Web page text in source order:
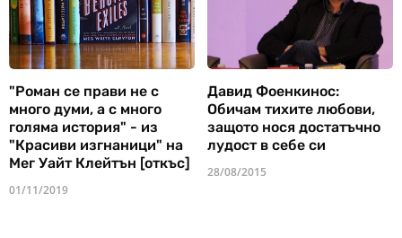
"Роман се прави не с
много думи, а с много
голяма история" - из
"Красиви изгнаници" на
Мег Уайт Клейтън [откъс]
01/11/2019
Давид Фоенкинос:
Обичам тихите любови,
защото нося достатъчно
лудост в себе си
28/08/2015